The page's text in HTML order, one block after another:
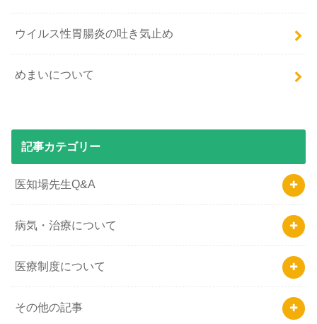
ウイルス性胃腸炎の吐き気止め
めまいについて
記事カテゴリー
医知場先生Q&A
病気・治療について
医療制度について
その他の記事